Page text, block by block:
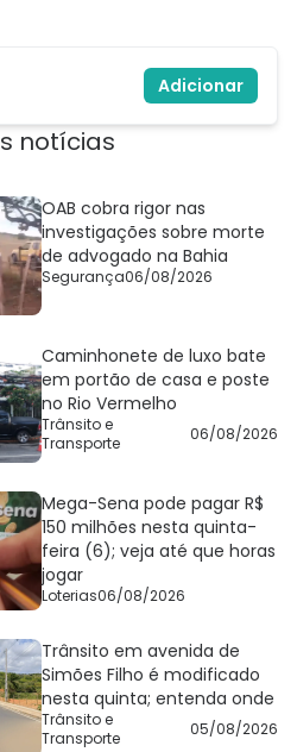
Adicionar
notícias
OAB cobra rigor nas
investigações sobre morte
de advogado na Bahia
Segurança06/08/2026
Caminhonete de luxo bate
em portão de casa e poste
no Rio Vermelho
Trânsito e
Transporte
06/08/2026
Mega-Sena pode pagar R$
150 milhões nesta quinta-
feira (6); veja até que horas
jogar
Loterias06/08/2026
Trânsito em avenida de
Simões Filho é modificado
nesta quinta; entenda onde
Trânsito e
Transporte
05/08/2026